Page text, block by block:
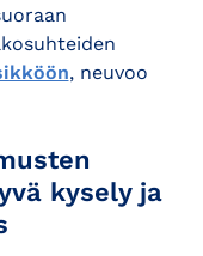
, neuvoo
kysely ja